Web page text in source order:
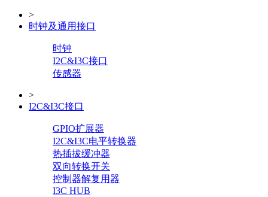
>
时钟及通用接口
时钟
I2C&I3C接口
传感器
>
I2C&I3C接口
GPIO扩展器
I2C&I3C电平转换器
热插拔缓冲器
双向转换开关
控制器解复用器
I3C HUB